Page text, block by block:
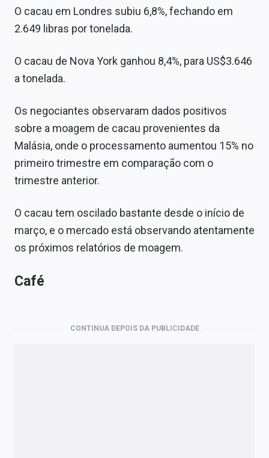
O cacau em Londres subiu 6,8%, fechando em
2.649 libras por tonelada.
O cacau de Nova York ganhou 8,4%, para US$3.646
a tonelada.
Os negociantes observaram dados positivos
sobre a moagem de cacau provenientes da
Malásia, onde o processamento aumentou 15% no
primeiro trimestre em comparação com o
trimestre anterior.
O cacau tem oscilado bastante desde o início de
março, e o mercado está observando atentamente
os próximos relatórios de moagem.
Café
CONTINUA DEPOIS DA PUBLICIDADE